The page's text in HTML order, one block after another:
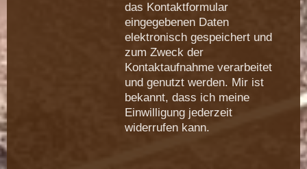
das Kontaktformular
eingegebenen Daten
elektronisch gespeichert und
zum Zweck der
Kontaktaufnahme verarbeitet
und genutzt werden. Mir ist
bekannt, dass ich meine
Einwilligung jederzeit
widerrufen kann.